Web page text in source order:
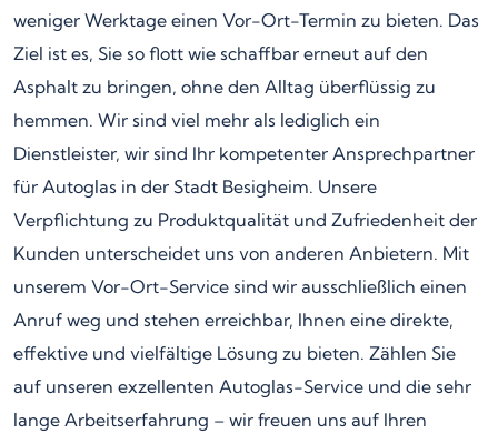
weniger Werktage einen Vor-Ort-Termin zu bieten. Das
Ziel ist es, Sie so flott wie schaffbar erneut auf den
Asphalt zu bringen, ohne den Alltag überflüssig zu
hemmen. Wir sind viel mehr als lediglich ein
Dienstleister, wir sind Ihr kompetenter Ansprechpartner
für Autoglas in der Stadt Besigheim. Unsere
Verpflichtung zu Produktqualität und Zufriedenheit der
Kunden unterscheidet uns von anderen Anbietern. Mit
unserem Vor-Ort-Service sind wir ausschließlich einen
Anruf weg und stehen erreichbar, Ihnen eine direkte,
effektive und vielfältige Lösung zu bieten. Zählen Sie
auf unseren exzellenten Autoglas-Service und die sehr
lange Arbeitserfahrung – wir freuen uns auf Ihren